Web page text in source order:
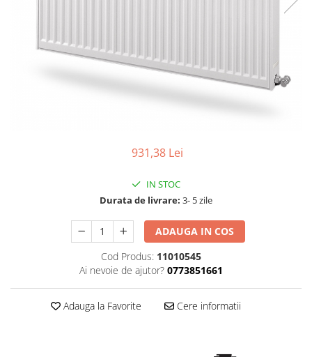
Accesorii sisteme solare
Accesorii pompe de caldura
Cazane pe biomasa nelemnoasa
Centrale mixte lemn-pelet
Radiatoare din otel
Radiatoare din aluminiu
931,38 Lei
IN STOC
Durata de livrare: 3- 5 zile
ADAUGA IN COS
Cod Produs: 11010545
Ai nevoie de ajutor? 0773851661
Adauga la Favorite Cere informatii